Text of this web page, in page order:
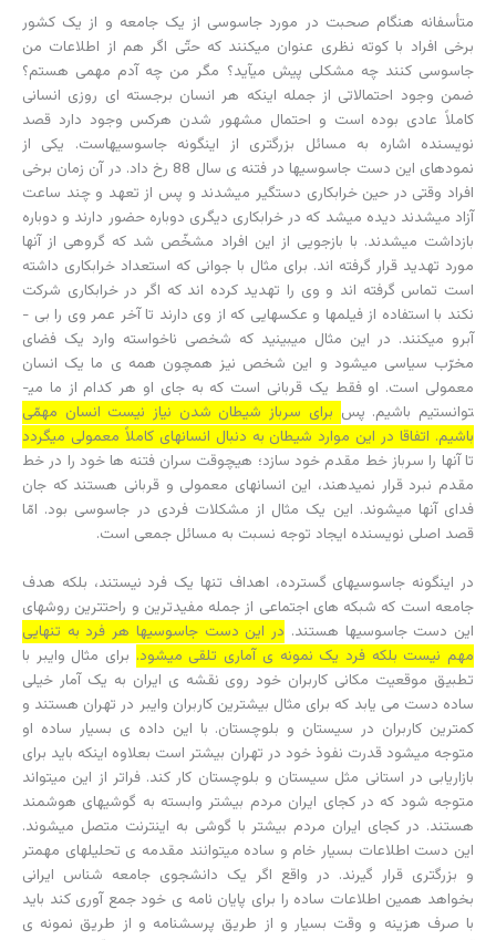
متأسفانه هنگام صحبت در مورد جاسوسی از یک جامعه و از یک کشور
برخی افراد با کوته ­نظری عنوان می­کنند که حتّی اگر هم از اطلاعات من
جاسوسی کنند چه مشکلی پیش می­آید؟ مگر من چه آدم مهمی هستم؟
ضمن وجود احتمالاتی از جمله اینکه هر انسان برجسته ­ای روزی انسانی
کاملاً عادی بوده است و احتمال مشهور شدن هرکس وجود دارد قصد
نویسنده اشاره به مسائل بزرگتری از اینگونه جاسوسی­هاست. یکی از
نمودهای این دست جاسوسی­ها در فتنه­ ی سال 88 رخ داد. در آن زمان برخی
افراد وقتی در حین خرابکاری دستگیر می­شدند و پس از تعهد و چند ساعت
آزاد می­شدند دیده می­شد که در خرابکاری دیگری دوباره حضور دارند و دوباره
بازداشت می­شدند. با بازجویی از این افراد مشخّص شد که گروهی از آنها
مورد تهدید قرار گرفته ­اند. برای مثال با جوانی که استعداد خرابکاری داشته
است تماس گرفته­ اند و وی را تهدید کرده ­اند که اگر در خرابکاری شرکت
نکند با استفاده از فیلم­ها و عکس­هایی که از وی دارند تا آخر عمر وی را بی ­
آبرو می­کنند. در این مثال می­بینید که شخصی ناخواسته وارد یک فضای
مخرّب سیاسی می­شود و این شخص نیز همچون همه ­ی ما یک انسان
معمولی است. او فقط یک قربانی است که به جای او هر کدام از ما می­
توانستیم باشیم. پس برای سرباز شیطان شدن نیاز نیست انسان مهمّی
باشیم. اتفاقا در این موارد شیطان به دنبال انسانهای کاملاً معمولی می­گردد
تا آنها را سرباز خط مقدم خود سازد؛ هیچوقت سران فتنه ­ها خود را در خط
مقدم نبرد قرار نمی­دهند، این انسانهای معمولی و قربانی هستند که جان
فدای آنها می­شوند. این یک مثال از مشکلات فردی در جاسوسی بود. امّا
قصد اصلی نویسنده ایجاد توجه نسبت به مسائل جمعی است.
در اینگونه جاسوسیهای گسترده، اهداف تنها یک فرد نیستند، بلکه هدف
جامعه است که شبکه ­های اجتماعی از جمله مفید­ترین و راحت­ترین روشهای
این دست جاسوسیها هستند. در این دست جاسوسیها هر فرد به تنهایی
مهم نیست بلکه فرد یک نمونه ­ی آماری تلقی می­شود. برای مثال وایبر با
تطبیق موقعیت مکانی کاربران خود روی نقشه ­ی ایران به یک آمار خیلی
ساده دست می­ یابد که برای مثال بیشترین کاربران وایبر در تهران هستند و
کمترین کاربران در سیستان و بلوچستان. با این داده ­ی بسیار ساده او
متوجه می­شود قدرت نفوذ خود در تهران بیشتر است بعلاوه این­که باید برای
بازاریابی در استانی مثل سیستان و بلوچستان کار کند. فراتر از این می­تواند
متوجه شود که در کجای ایران مردم بیشتر وابسته به گوشی­های هوشمند
هستند. در کجای ایران مردم بیشتر با گوشی به اینترنت متصل می­شوند.
این دست اطلاعات بسیار خام و ساده می­توانند مقدمه ­ی تحلیل­های مهم­تر
و بزرگتری قرار گیرند. در واقع اگر یک دانشجوی جامعه ­شناس ایرانی
بخواهد همین اطلاعات ساده را برای پایان­ نامه ­ی خود جمع آوری کند باید
با صرف هزینه و وقت بسیار و از طریق پرسشنامه و از طریق نمونه­ ی